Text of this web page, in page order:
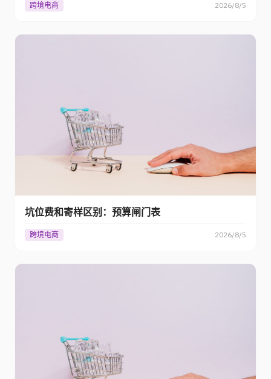
跨境电商 2026/8/5
坑位费和寄样区别：预算闸门表
跨境电商 2026/8/5